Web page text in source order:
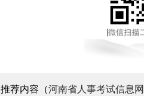
推荐内容（河南省人事考试信息网